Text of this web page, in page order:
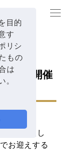
目的
す
リシ
もの
は
。
会を開催
方が内定し
お迎えする